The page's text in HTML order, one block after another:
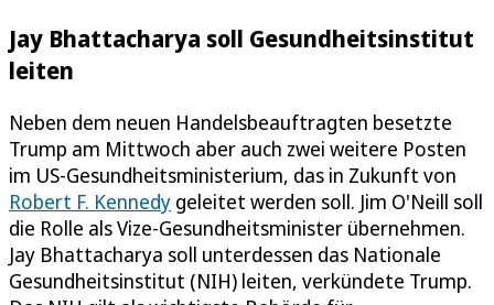
Jay Bhattacharya soll Gesundheitsinstitut
leiten
Neben dem neuen Handelsbeauftragten besetzte
Trump am Mittwoch aber auch zwei weitere Posten
im US-Gesundheitsministerium, das in Zukunft von
Robert F. Kennedy geleitet werden soll. Jim O'Neill soll
die Rolle als Vize-Gesundheitsminister übernehmen.
Jay Bhattacharya soll unterdessen das Nationale
Gesundheitsinstitut (NIH) leiten, verkündete Trump.